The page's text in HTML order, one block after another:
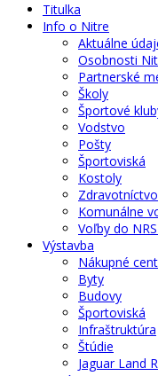
Titulka
Info o Nitre
Aktuálne
Osobnosti
Partnerské
Školy
Športové
Vodstvo
Pošty
Športoviská
Kostoly
Zdravotníctvo
Komunálne
Voľby do
Výstavba
Nákupné
Byty
Budovy
Športoviská
Infraštruktúra
Štúdie
Jaguar Land